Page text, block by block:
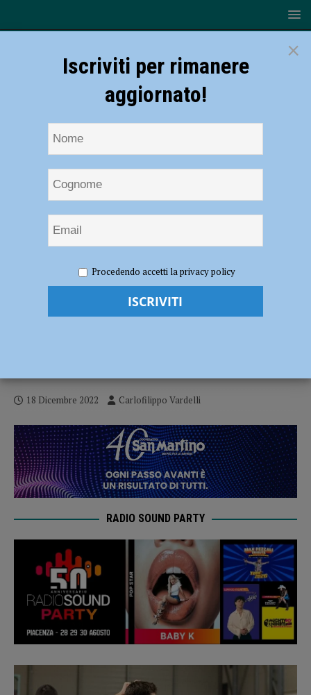
Fabriano i Fiorenzuola Bees cedono nel finale: finisce 92-89 per i
padroni di casa
Serie B – A Fabriano i Fiorenzuola Bees
18 Dicembre 2022 Carlofilippo Vardelli
RADIO SOUND PARTY
×
Iscriviti per rimanere
aggiornato!
Procedendo accetti la privacy policy